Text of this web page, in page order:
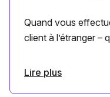
Quand vous
client à l’étranger –
Lire plus